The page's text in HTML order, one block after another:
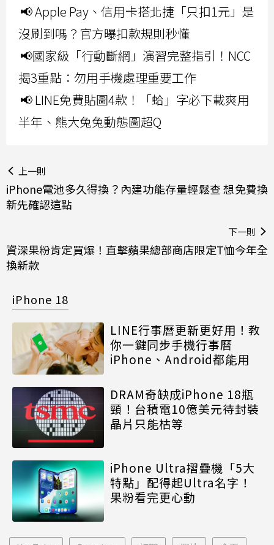
📢 Apple Pay、信用卡搭北捷「只扣1元」是
沒刷到嗎？官方曝扣款規則秒懂
📢國家級「行動斷網」演習完整指引！NCC
揭3重點：勿用手機處理重要工作
📢 LINE免費貼圖4款！「蛤」字必下載爽用
半年、熊大兔兔動態圖超Q
上一則
iPhone電池多久得換？內建功能存量輕鬆查 想免費換
新先確認這點
下一則
資深果粉肯定買爆！直擊蘋果總部商店限定T恤今年全
換新款
iPhone 18
LINE行事曆更新更好用！教
你一鍵同步手機行事曆
iPhone、Android都能用
DRAM奇缺成iPhone 18瓶
頸！台積電10億美元待封裝
晶片只能枯等
iPhone Ultra摺疊機「5大
特點」配得起Ultra名字！
果粉看完更心動